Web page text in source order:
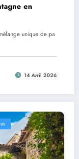
en
unique de pa
14 Avril 2026